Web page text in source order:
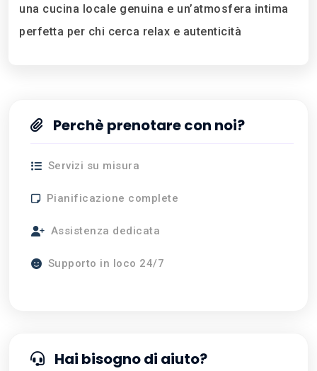
una cucina locale genuina e un’atmosfera intima
perfetta per chi cerca relax e autenticità
Perchè prenotare con noi?
Servizi su misura
Pianificazione complete
Assistenza dedicata
Supporto in loco 24/7
Hai bisogno di aiuto?